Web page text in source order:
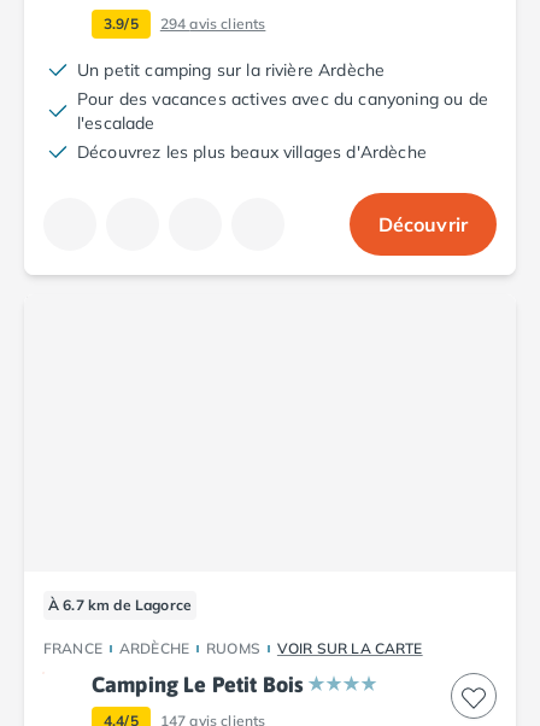
Camping Aude
Camping Gruissan
Camping Narbonne-Plage
Camping Sigean
Camping Gard
Camping Aigues-Mortes
Camping Agde
Camping Canet-en-Roussillon
Camping Collioure
Camping Le Barcarès
Camping Perpignan
Camping Saint-Cyprien
3.9/5 294avis clients
Un petit camping sur la rivière Ardèche
Pour des vacances actives avec du canyoning ou de
l'escalade
Découvrez les plus beaux villages d'Ardèche
Découvrir
À 6.7 km de Lagorce
FRANCE ARDÈCHE RUOMS VOIR SUR LA CARTE
Camping Le Petit Bois
4.4/5 147avis clients